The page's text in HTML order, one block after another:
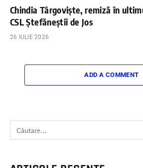
Chindia Târgoviște, remiză în
CSL Ștefăneștii de Jos
26 IULIE 2026
ADD A COMMENT